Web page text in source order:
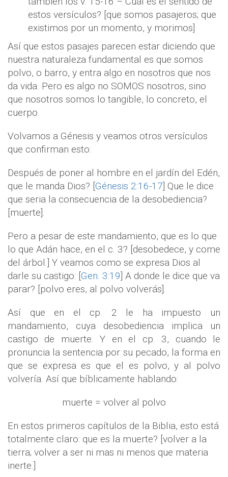
estos versículos? [que somos pasajeros; que
existimos por un momento, y morimos]
Así que estos pasajes parecen estar diciendo que
nuestra naturaleza fundamental es que somos
polvo, o barro, y entra algo en nosotros que nos
da vida. Pero es algo no SOMOS nosotros, sino
que nosotros somos lo tangible, lo concreto, el
cuerpo.
Volvamos a Génesis y veamos otros versículos
que confirman esto:
Después de poner al hombre en el jardín del Edén,
que le manda Dios? [Génesis 2:16-17] Que le dice
que seria la consecuencia de la desobediencia?
[muerte].
Pero a pesar de este mandamiento, que es lo que
lo que Adán hace, en el c. 3? [desobedece, y come
del árbol.] Y veamos como se expresa Dios al
darle su castigo: [Gen. 3:19] A donde le dice que va
parar? [polvo eres, al polvo volverás].
Así que en el cp. 2 le ha impuesto un
mandamiento, cuya desobediencia implica un
castigo de muerte. Y en el cp. 3, cuando le
pronuncia la sentencia por su pecado, la forma en
que se expresa es que el es polvo, y al polvo
volvería. Así que bíblicamente hablando:
muerte = volver al polvo
En estos primeros capítulos de la Biblia, esto está
totalmente claro: que es la muerte? [volver a la
tierra; volver a ser ni mas ni menos que materia
inerte.]